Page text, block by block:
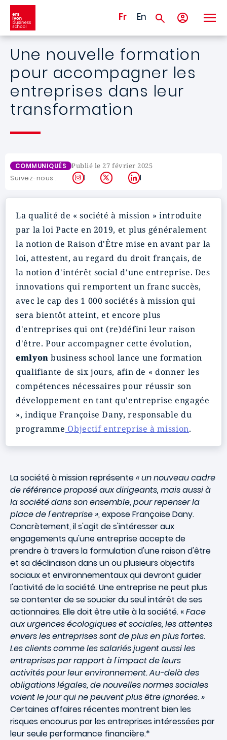
Aller au contenu principal
Fr En
Une nouvelle formation
pour accompagner les
entreprises dans leur
transformation
COMMUNIQUÉS Publié le 27 février 2025
Suivez-nous : Instagram
X LinkedIn
La qualité de « société à mission » introduite
par la loi Pacte en 2019, et plus généralement
la notion de Raison d'Être mise en avant par la
loi, attestent, au regard du droit français, de
la notion d'intérêt social d'une entreprise. Des
innovations qui remportent un franc succès,
avec le cap des 1 000 sociétés à mission qui
sera bientôt atteint, et encore plus
d'entreprises qui ont (re)défini leur raison
d'être. Pour accompagner cette évolution,
emlyon business school lance une formation
qualifiante de six jours, afin de « donner les
compétences nécessaires pour réussir son
développement en tant qu'entreprise engagée
», indique Françoise Dany, responsable du
programme Objectif entreprise à mission.
La société à mission représente« un nouveau cadre
de référence proposé aux dirigeants, mais aussi à
la société dans son ensemble, pour repenser la
place de l'entreprise », expose Françoise Dany.
Concrètement, il s'agit de s'intéresser aux
engagements qu'une entreprise accepte de
prendre à travers la formulation d'une raison d'être
et sa déclinaison dans un ou plusieurs objectifs
sociaux et environnementaux qui devront guider
l'activité de la société. Une entreprise ne peut plus
se contenter de se soucier du seul intérêt de ses
actionnaires. Elle doit être utile à la société. «Face
aux urgences écologiques et sociales, les attentes
envers les entreprises sont de plus en plus fortes.
Les clients comme les salariés jugent aussi les
entreprises par rapport à l'impact de leurs
activités pour leur environnement. Au-delà des
obligations légales, de nouvelles normes sociales
voient le jour qui ne peuvent plus être ignorées. »
Certaines affaires récentes montrent bien les
risques encourus par les entreprises intéressées par
leur seule performance financière.*